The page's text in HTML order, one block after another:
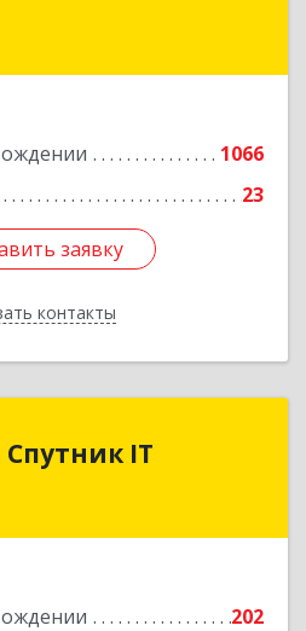
1066
23
заявку
контакты
край, Пятигорск г,
заявку
Назад
IT
202
Спутник IT
край, город-курорт
Подробнее